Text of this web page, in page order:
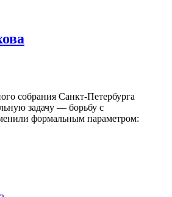
собрания Санкт-Петербурга
задачу — борьбу с
формальным параметром: